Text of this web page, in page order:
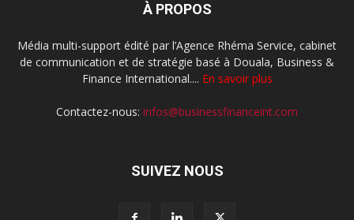
À PROPOS
Média multi-support édité par l’Agence Rhéma Service, cabinet
de communication et de stratégie basé à Douala, Business &
Finance International.... En savoir plus
Contactez-nous: infos@businessfinanceint.com
SUIVEZ NOUS